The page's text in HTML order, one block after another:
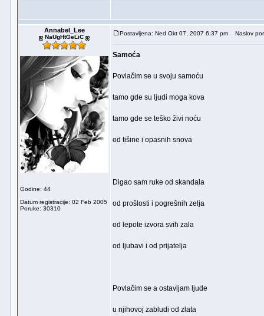
Annabel_Lee
ஐ NaUgHtGeLiC ஐ
Godine: 44
Datum registracije: 02 Feb 2005
Poruke: 30310
Postavljena: Ned Okt 07, 2007 6:37 pm Naslov
Samoća
Povlačim se u svoju samoću
tamo gde su ljudi moga kova
tamo gde se teško živi noću
od tišine i opasnih snova
Digao sam ruke od skandala
od prošlosti i pogrešnih zelja
od lepote izvora svih zala
od ljubavi i od prijatelja
Povlačim se a ostavljam ljude
u njihovoj zabludi od zlata